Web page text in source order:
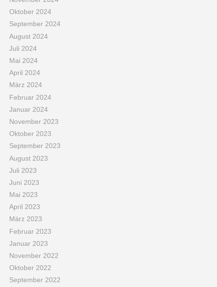
Oktober 2024
September 2024
August 2024
Juli 2024
Mai 2024
April 2024
März 2024
Februar 2024
Januar 2024
November 2023
Oktober 2023
September 2023
August 2023
Juli 2023
Juni 2023
Mai 2023
April 2023
März 2023
Februar 2023
Januar 2023
November 2022
Oktober 2022
September 2022